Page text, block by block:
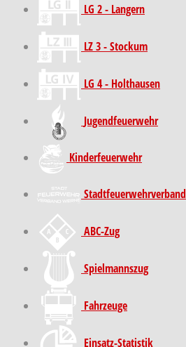
LG 2 - Langern
LZ 3 - Stockum
LG 4 - Holthausen
Jugendfeuerwehr
Kinder­feuer­wehr
Stadt­feuer­wehr­verband
ABC-Zug
Spielmannszug
Fahrzeuge
Einsatz-Statistik